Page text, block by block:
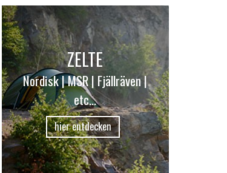
ZELTE
Nordisk | MSR | Fjällräven |
etc...
hier entdecken